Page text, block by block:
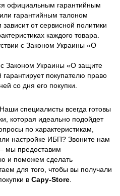
официальным гарантийным
гарантийным талоном
зависит от сервисной политики
каждого товара.
с Законом Украины «О
Законом Украины «О защите
покупателю право
со дня его покупки.
Наши специалисты всегда готовы
которая идеально подойдет
по характеристикам,
настройке ИБП? Звоните нам
мы предоставим
и поможем сделать
для того, чтобы вы получали
в Capy-Store.